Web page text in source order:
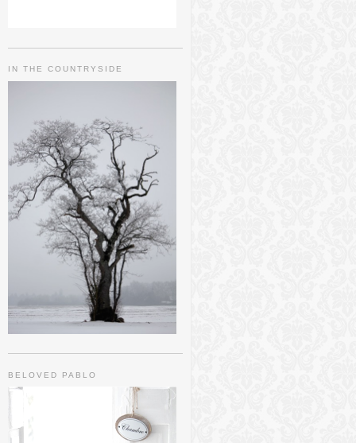
IN THE COUNTRYSIDE
BELOVED PABLO